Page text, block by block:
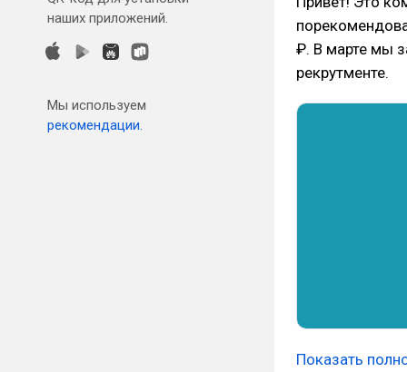
наших приложений.
Мы используем
рекомендации.
₽. В марте мы
рекрутменте.
Показать